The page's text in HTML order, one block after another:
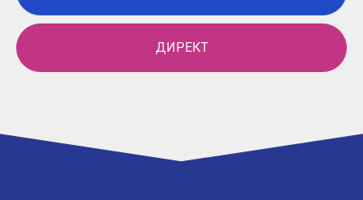
ДИРЕКТ